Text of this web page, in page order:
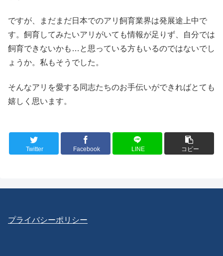
ですが、まだまだ日本でのアリ飼育業界は発展途上中で
す。飼育してみたいアリがいても情報が足りず、自分では
飼育できないかも…と思っている方もいるのではないでし
ょうか。私もそうでした。
そんなアリを愛する同志たちのお手伝いができればとても
嬉しく思います。
Twitter Facebook LINE コピー
プライバシーポリシー